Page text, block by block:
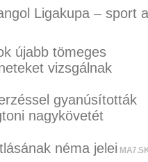
Ligakupa – sport a
újabb tömeges
vizsgálnak
gyanúsították
nagykövetét
néma jelei